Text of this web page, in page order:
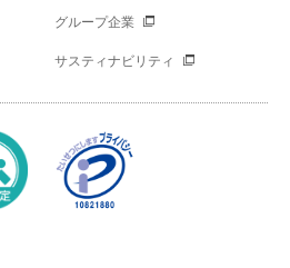
グループ企業
サスティナビリティ